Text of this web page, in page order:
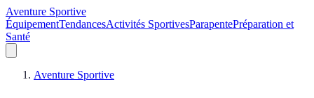
Aventure Sportive
ÉquipementTendancesActivités SportivesParapentePréparation et
Santé
Aventure Sportive